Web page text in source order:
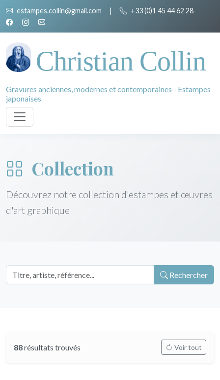
estampes.collin@gmail.com | +33 (0)1 45 44 62 28
Christian Collin
Gravures anciennes, modernes et contemporaines - Estampes
japonaises
Collection
Découvrez notre collection d'estampes et œuvres
d'art graphique
Rechercher
88résultats trouvés Voir tout